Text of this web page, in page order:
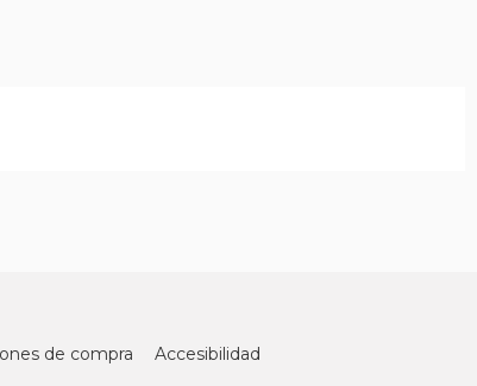
de compra Accesibilidad